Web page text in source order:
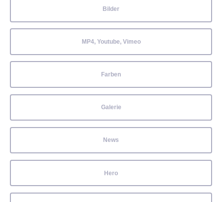
Bilder
MP4, Youtube, Vimeo
Farben
Galerie
News
Hero